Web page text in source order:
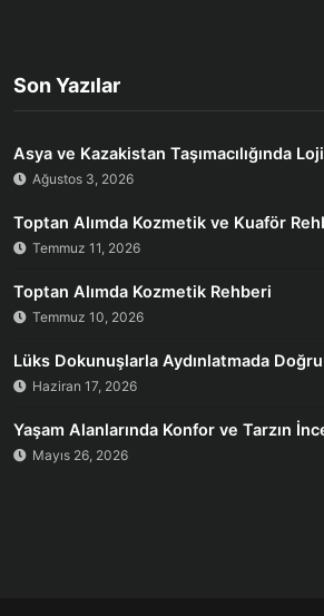
Son Yazılar
Asya ve Kazakistan Taşımacılığında
Ağustos 3, 2026
Toptan Alımda Kozmetik ve Kuaför
Temmuz 11, 2026
Toptan Alımda Kozmetik Rehberi
Temmuz 10, 2026
Lüks Dokunuşlarla Aydınlatmada
Haziran 17, 2026
Yaşam Alanlarında Konfor ve Tarzın
Mayıs 26, 2026